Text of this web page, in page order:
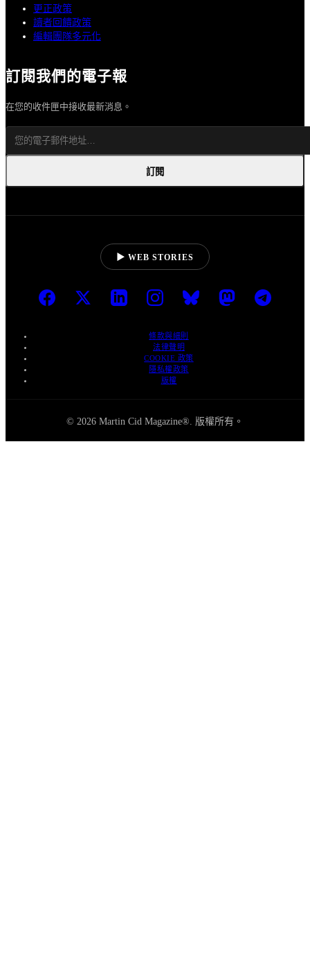
更正政策
讀者回饋政策
編輯團隊多元化
訂閱我們的電子報
在您的收件匣中接收最新消息。
訂閱
▶ WEB STORIES
條款與細則
法律聲明
COOKIE 政策
隱私權政策
版權
© 2026 Martin Cid Magazine®. 版權所有。